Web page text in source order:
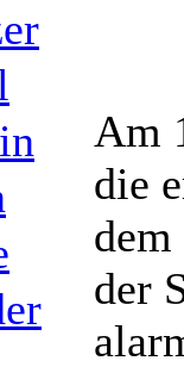
Am
die
der